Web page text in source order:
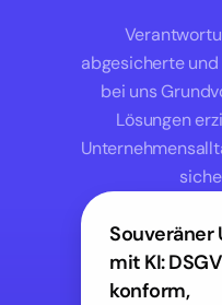
abgesicherte
bei uns
Lösungen
Souveräner
mit KI:
konform,